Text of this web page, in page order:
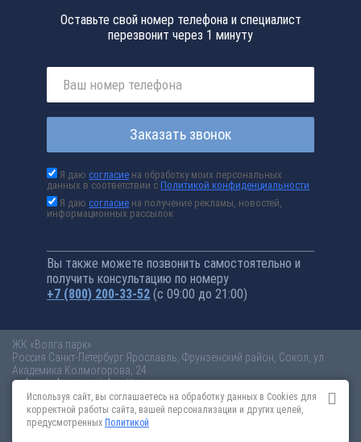
Оставьте свой номер телефона и специалист
перезвонит через 1 минуту
Заказать звонок
Я даюсогласие на обработку моих персональных
данных в соответствии сПолитикой конфиденциальности
Я даюсогласие на получение рекламы, новостей,
информационных рассылок
Вы также можете позвонить самостоятельно и
получить консультацию по номеру
+7 (800) 200-33-52 (с 09:00 до 21:00)
ЖК «Волга парк»
Россия Санкт-Петербург Ярославль, Фрунзенский район, Сокол, ул.
Академика Колмогорова, 24
volga-park.novopoisk.ruКупить квартиру в новом жилом комплексе
«Волга парк» от «ПАО «ПИК-специализированный застройщик»» в
Ярославле. Квартиры различных планировок от 3 млн рублей!
Используя сайт, вы соглашаетесь на обработку данных в Cookies для
корректной работы сайта, вашей персонализации и других целей,
предусмотренных Политикой